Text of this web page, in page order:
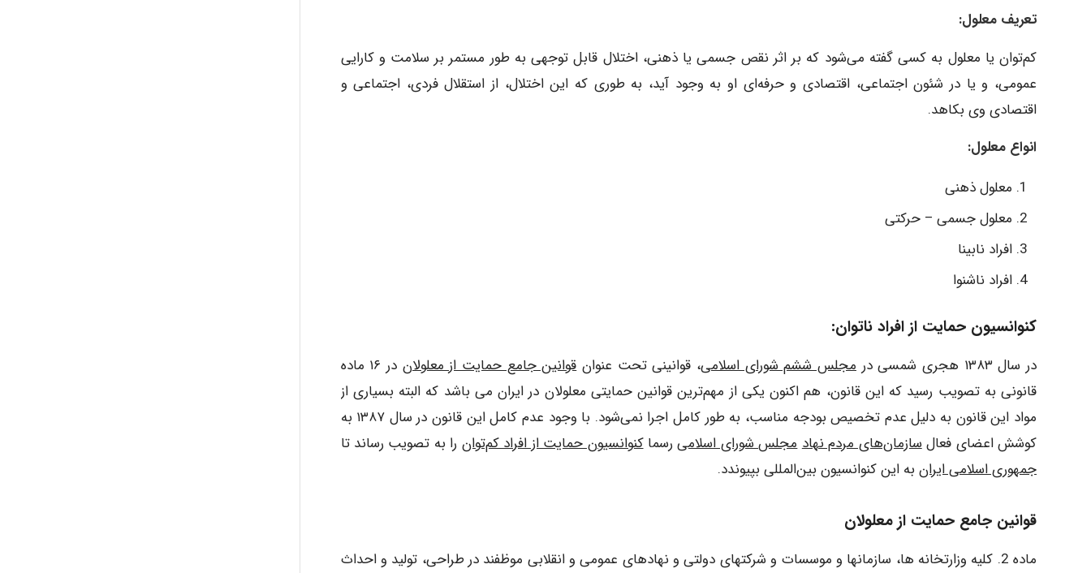
تعریف معلول:
کم‌توان​ یا معلول به کسی گفته می‌شود که بر اثر نقص جسمی یا ذهنی، اختلال قابل توجهی به طور مستمر بر سلامت و کارایی
عمومی، و یا در شئون اجتماعی، اقتصادی و حرفه‌ای او به وجود آید، به طوری که این اختلال، از استقلال فردی، اجتماعی و
اقتصادی وی بکاهد.
انواع معلول:
معلول ذهنی
معلول جسمی – حرکتی
افراد نابینا
افراد ناشنوا
کنوانسیون حمایت از افراد ناتوان:
در سال ۱۳۸۳ هجری شمسی در مجلس ششم شورای اسلامی، قوانینی تحت عنوانقوانین جامع حمایت از معلولان
در ۱۶ ماده
قانونی به تصویب رسید که این قانون، هم اکنون یکی از مهم‌ترین قوانین حمایتی معلولان در ایران می باشد که البته بسیاری از
مواد این قانون به دلیل عدم تخصیص بودجه مناسب، به طور کامل اجرا نمی‌شود. با وجود عدم کامل این قانون در سال ۱۳۸۷ به
کوشش اعضای فعالسازمان‌های مردم‌ نهاد مجلس شورای اسلامیرسماکنوانسیون حمایت از افراد کم‌توان را به تصویب رساند تا
جمهوری اسلامی ایران به این کنوانسیون بین‌المللی بپیوندد.
قوانین جامع حمایت از معلولان
ماده 2. کلیه وزارتخانه ها، سازمانها و موسسات و شرکتهای دولتی و نهادهای عمومی و انقلابی موظفند در طراحی، تولید و احداث